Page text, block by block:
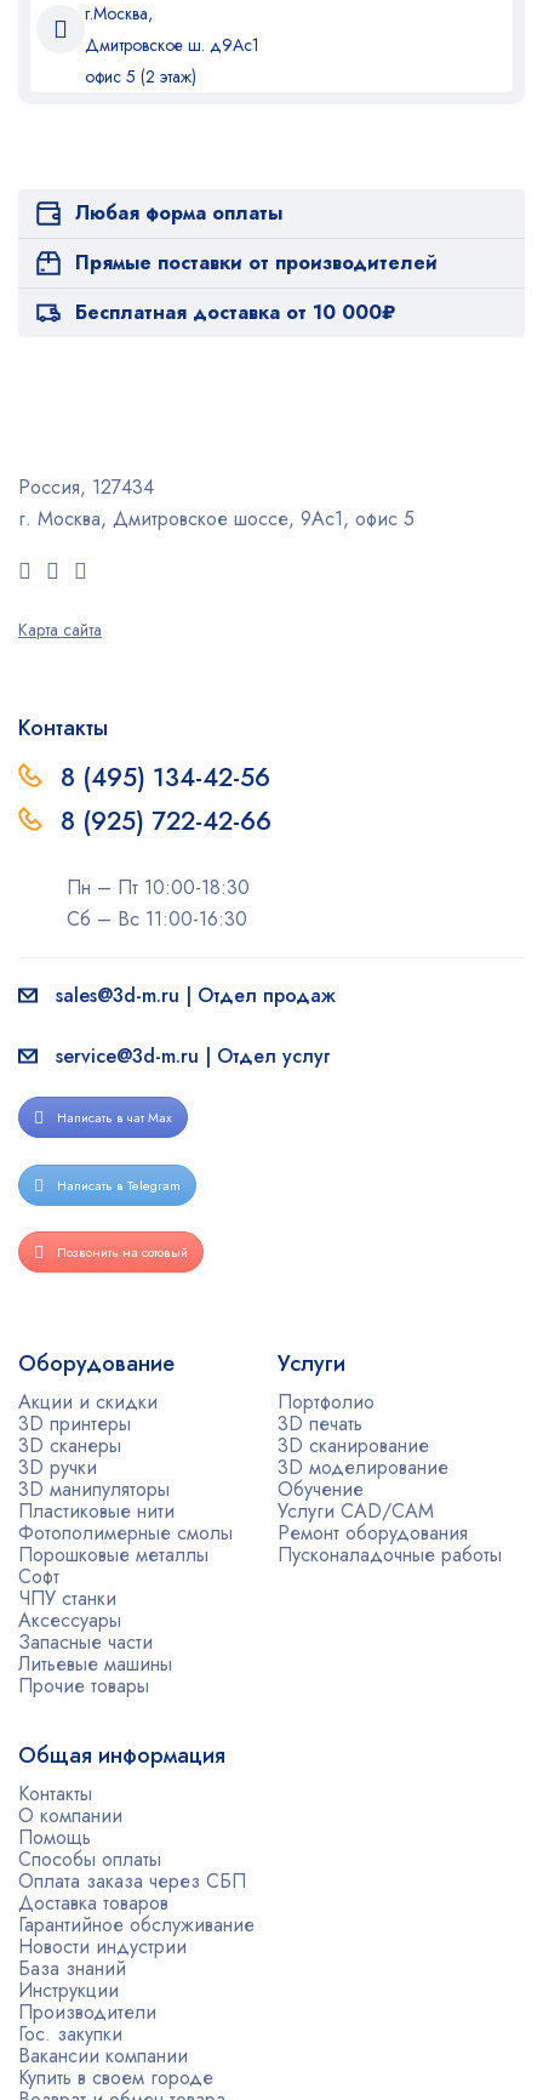
г.Москва,
Дмитровское ш. д9Ас1
офис 5 (2 этаж)
Любая форма оплаты
Прямые поставки от производителей
Бесплатная доставка от 10 000₽
Россия, 127434
г. Москва, Дмитровское шоссе, 9Ас1, офис 5
Карта сайта
Контакты
8 (495) 134-42-56
8 (925) 722-42-66
Пн – Пт 10:00-18:30
Сб – Вс 11:00-16:30
sales@3d-m.ru | Отдел продаж
service@3d-m.ru | Отдел услуг
Написать в чат Max
Написать в Telegram
Позвонить на сотовый
Оборудование
Акции и скидки
3D принтеры
3D сканеры
3D ручки
3D манипуляторы
Пластиковые нити
Фотополимерные смолы
Порошковые металлы
Софт
ЧПУ станки
Аксессуары
Запасные части
Литьевые машины
Прочие товары
Услуги
Портфолио
3D печать
3D сканирование
3D моделирование
Обучение
Услуги CAD/CAM
Ремонт оборудования
Пусконаладочные работы
Общая информация
Контакты
О компании
Помощь
Способы оплаты
Оплата заказа через СБП
Доставка товаров
Гарантийное обслуживание
Новости индустрии
База знаний
Инструкции
Производители
Гос. закупки
Вакансии компании
Купить в своем городе